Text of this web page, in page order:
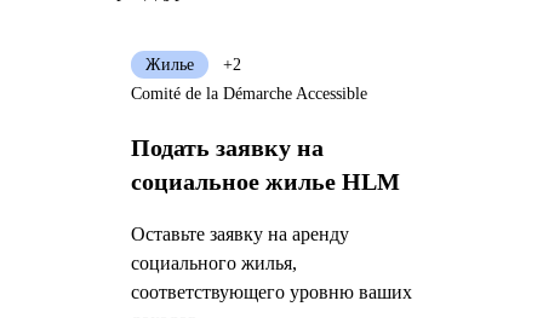
Подать заявку на
социальное жилье HLM
Оставьте заявку на аренду
социального жилья,
соответствующего уровню ваших
Жилье
+2
Comité de la Démarche Accessible